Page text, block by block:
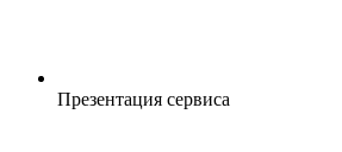
Презентация сервиса